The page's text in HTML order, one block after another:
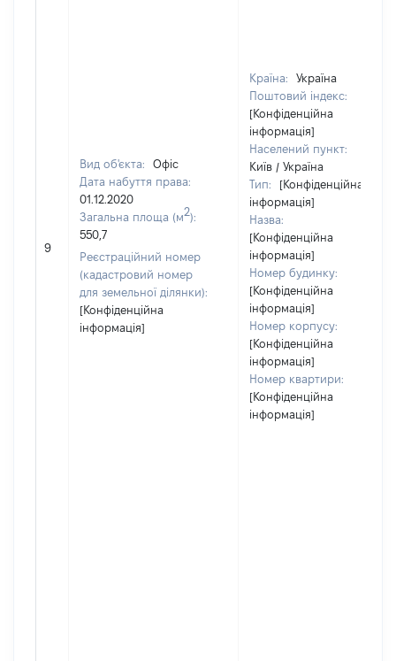
9
Вид об'єкта:
Офіс
Дата набуття права:
01.12.2020
Загальна площа (м2):
550,7
Реєстраційний номер
(кадастровий номер
для земельної ділянки):
[Конфіденційна
інформація]
Країна:
Україна
Поштовий індекс:
[Конфіденційна
інформація]
Населений пункт:
Київ / Україна
Тип:
[Конфіденційна
інформація]
Назва:
[Конфіденційна
інформація]
Номер будинку:
[Конфіденційна
інформація]
Номер корпусу:
[Конфіденційна
інформація]
Номер квартири:
[Конфіденційна
інформація]